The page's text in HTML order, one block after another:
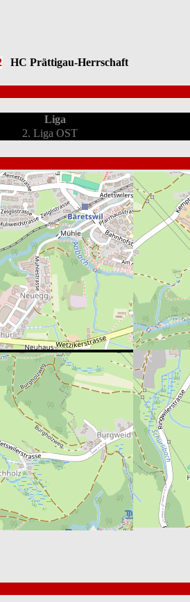
HC Prättigau-Herrschaft
Liga
2. Liga OST
Bäretswil
Schweiz
1st 2nd 3rd
2 1
1